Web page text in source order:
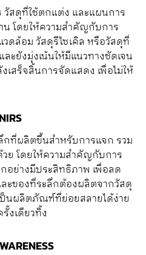
สดุที่ใช้ตกแต่ง และแผนการ
โดยให้ความสำคัญกับการ
ดล้อม วัสดุรีไซเคิล หรือวัสดุที่
ะยังมุ่งเน้นให้มีแนวทางชัดเจน
สร็จสิ้นการจัดแสดง เพื่อไม่ให้
กที่ผลิตขึ้นสำหรับการแจก รวม
ย โดยให้ความสำคัญกับการ
อย่างมีประสิทธิภาพ เพื่อลด
ะของที่ระลึกต้องผลิตจากวัสดุ
ป็นผลิตภัณฑ์ที่ย่อยสลายได้ง่าย
งเดียวทิ้ง